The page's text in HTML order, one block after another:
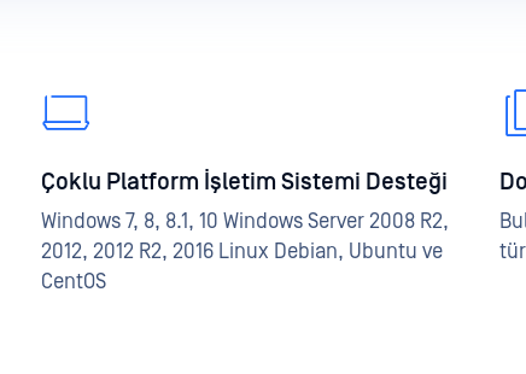
Çoklu Platform İşletim Sistemi Desteği
Windows 7, 8, 8.1, 10 Windows Server 2008 R2,
2012, 2012 R2, 2016 Linux Debian, Ubuntu ve
CentOS